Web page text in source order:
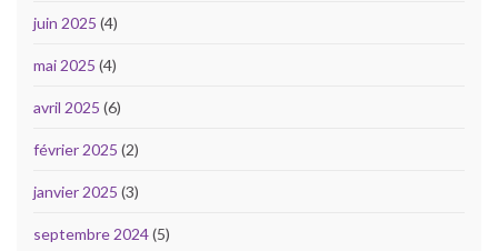
juin 2025 (4)
mai 2025 (4)
avril 2025 (6)
février 2025 (2)
janvier 2025 (3)
septembre 2024(5)